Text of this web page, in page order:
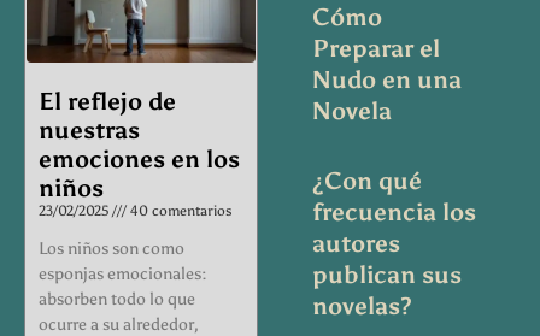
El reflejo de
nuestras
emociones en los
niños
23/02/2025 40 comentarios
Los niños son como
esponjas emocionales:
absorben todo lo que
ocurre a su alrededor,
Cómo
Preparar el
Nudo en una
Novela
¿Con qué
frecuencia los
autores
publican sus
novelas?